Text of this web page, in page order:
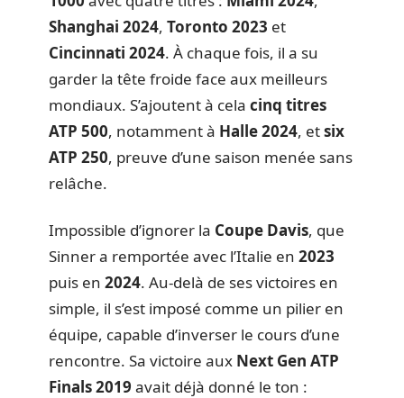
Shanghai 2024, Toronto 2023 et
Cincinnati 2024. À chaque fois, il a su
garder la tête froide face aux meilleurs
mondiaux. S’ajoutent à cela cinq titres
ATP 500, notamment à Halle 2024, etsix
ATP 250, preuve d’une saison menée sans
relâche.
Impossible d’ignorer la Coupe Davis, que
Sinner a remportée avec l’Italie en 2023
puis en 2024. Au-delà de ses victoires en
simple, il s’est imposé comme un pilier en
équipe, capable d’inverser le cours d’une
rencontre. Sa victoire aux Next Gen ATP
Finals 2019 avait déjà donné le ton :